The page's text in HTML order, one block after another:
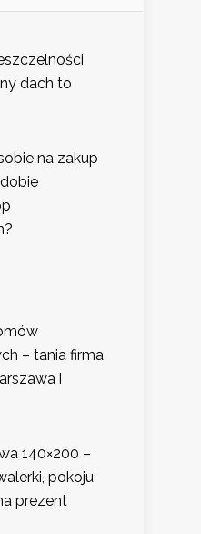
dach to
na zakup
– tania firma
i
140×200 –
pokoju
prezent